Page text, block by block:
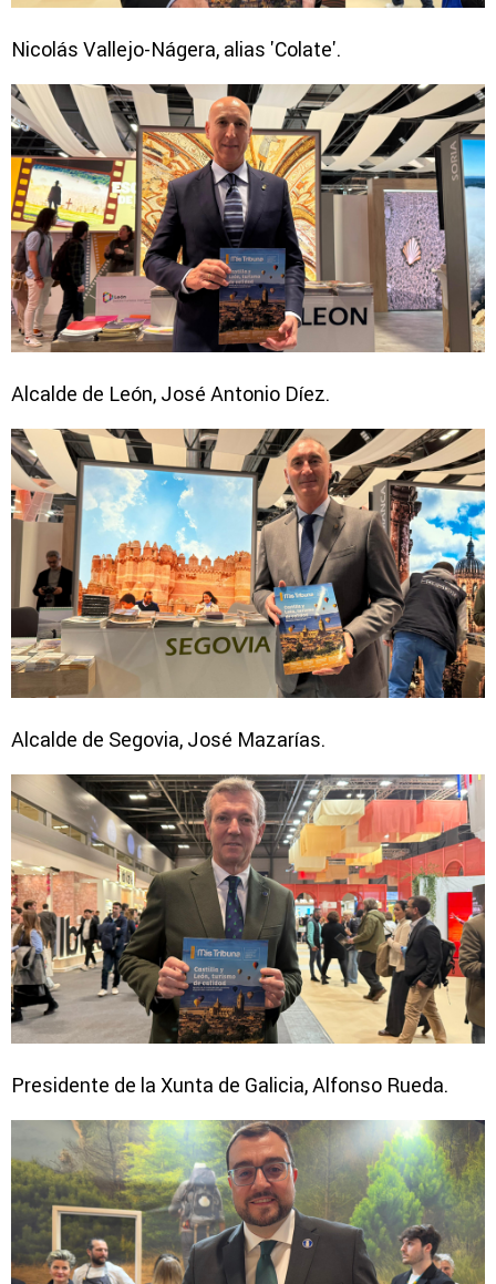
Nicolás Vallejo-Nágera, alias 'Colate'.
Alcalde de León, José Antonio Díez.
Alcalde de Segovia, José Mazarías.
Presidente de la Xunta de Galicia, Alfonso Rueda.